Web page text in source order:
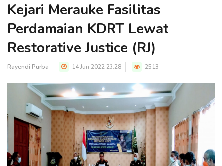
Kejari Merauke Fasilitas
Perdamaian KDRT Lewat
Restorative Justice (RJ)
Rayendi Purba 14 Jun 2022 23:28 2513